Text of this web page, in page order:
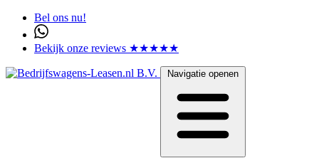
Bel ons nu!
Bekijk onze reviews ★★★★★
Navigatie openen